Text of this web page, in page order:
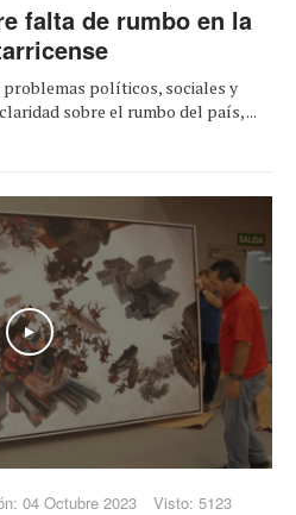
falta de rumbo en la
problemas políticos, sociales y
sobre el rumbo del país, ...
Play
04 Octubre 2023 Visto: 5123